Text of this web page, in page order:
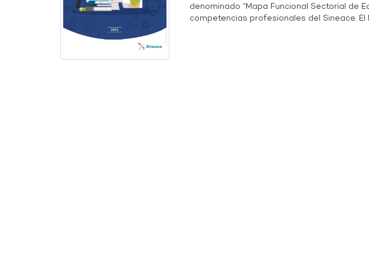
denominado “Mapa Funcional Sectorial de
competencias profesionales del Sineace. El